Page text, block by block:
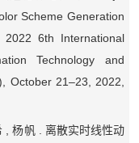
Scheme Generation
6th International
Technology and
October 21–23, 2022,
,杨帆.
离散实时线性动